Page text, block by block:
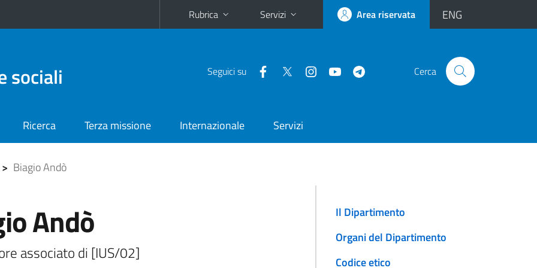
Rubrica Servizi Area riservata ENG
sociali Seguici su Cerca
Ricerca Terza missione Internazionale Servizi
> Biagio Andò
Andò
associato di [IUS/02]
Il Dipartimento
Organi del Dipartimento
Codice etico